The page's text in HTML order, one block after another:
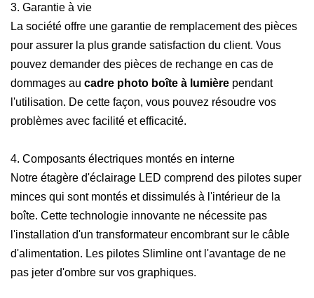
3. Garantie à vie
La société offre une garantie de remplacement des pièces
pour assurer la plus grande satisfaction du client. Vous
pouvez demander des pièces de rechange en cas de
dommages au cadre photo boîte à lumière pendant
l'utilisation. De cette façon, vous pouvez résoudre vos
problèmes avec facilité et efficacité.
4. Composants électriques montés en interne
Notre étagère d'éclairage LED comprend des pilotes super
minces qui sont montés et dissimulés à l'intérieur de la
boîte. Cette technologie innovante ne nécessite pas
l'installation d'un transformateur encombrant sur le câble
d'alimentation. Les pilotes Slimline ont l'avantage de ne
pas jeter d'ombre sur vos graphiques.